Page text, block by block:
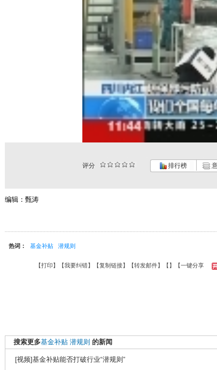
评分 排行榜
编辑：甄涛
热词： 基金补贴 潜规则
【打印 】【我要纠错】【复制链接】【转发邮件】【 】 【一键分享
搜索更多基金补贴 潜规则 的新闻
[视频]基金补贴能否打破行业“潜规则”